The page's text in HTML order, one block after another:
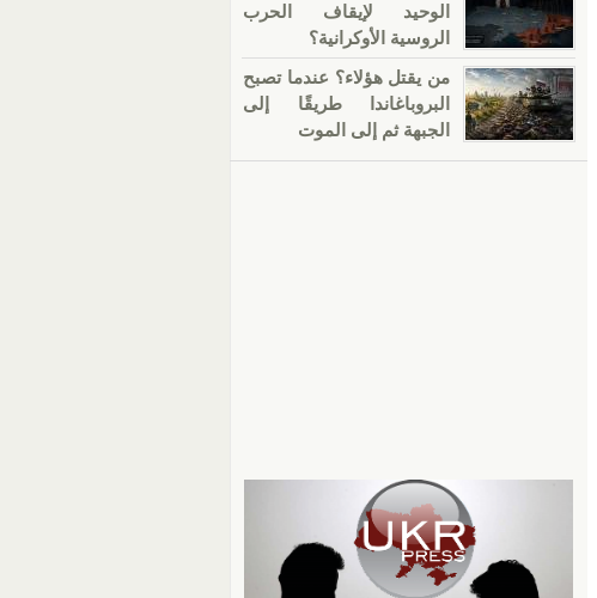
الوحيد لإيقاف الحرب
الروسية الأوكرانية؟
من يقتل هؤلاء؟ عندما تصبح
البروباغاندا طريقًا إلى
الجبهة ثم إلى الموت